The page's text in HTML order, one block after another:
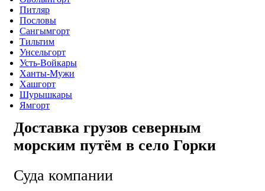
Питляр
Пословы
Сангымгорт
Тильтим
Унсельгорт
Усть-Войкары
Ханты-Мужи
Хашгорт
Шурышкары
Ямгорт
Доставка грузов северным
морским путём в село Горки
Суда компании